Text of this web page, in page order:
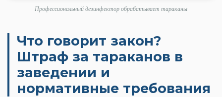
Профессиональный дезинфектор обрабатывает тараканы
Что говорит закон?
Штраф за тараканов в
заведении и
нормативные требования